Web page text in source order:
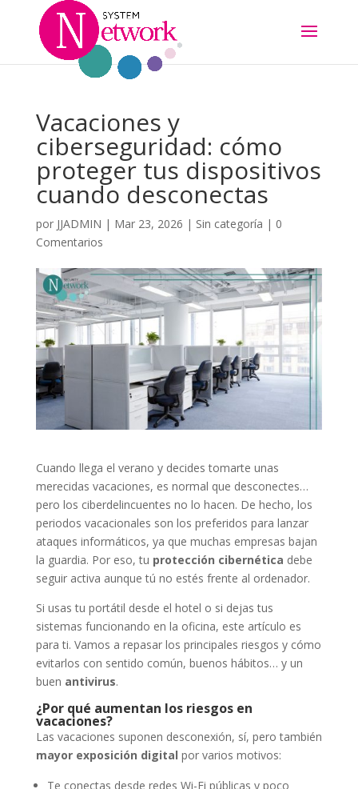
Vacaciones y
ciberseguridad: cómo
proteger tus dispositivos
cuando desconectas
por JJADMIN | Mar 23, 2026 | Sin categoría | 0
Comentarios
Cuando llega el verano y decides tomarte unas
merecidas vacaciones, es normal que desconectes…
pero los ciberdelincuentes no lo hacen. De hecho, los
periodos vacacionales son los preferidos para lanzar
ataques informáticos, ya que muchas empresas bajan
la guardia. Por eso, tu protección cibernética debe
seguir activa aunque tú no estés frente al ordenador.
Si usas tu portátil desde el hotel o si dejas tus
sistemas funcionando en la oficina, este artículo es
para ti. Vamos a repasar los principales riesgos y cómo
evitarlos con sentido común, buenos hábitos… y un
buen antivirus.
¿Por qué aumentan los riesgos en
vacaciones?
Las vacaciones suponen desconexión, sí, pero también
mayor exposición digital por varios motivos:
Te conectas desde redes Wi-Fi públicas y poco